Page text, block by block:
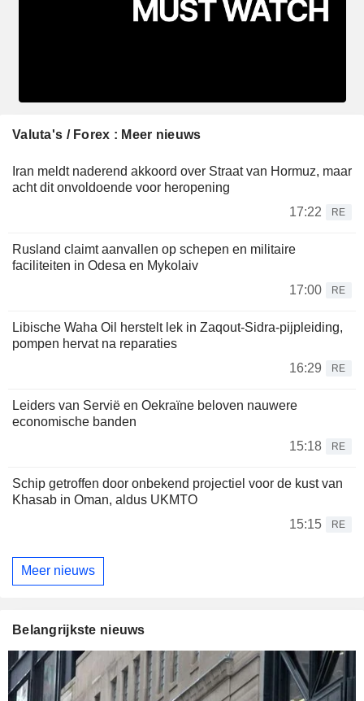
Valuta's / Forex : Meer nieuws
Iran meldt naderend akkoord over Straat van Hormuz, maar
acht dit onvoldoende voor heropening
17:22
RE
Rusland claimt aanvallen op schepen en militaire
faciliteiten in Odesa en Mykolaiv
17:00
RE
Libische Waha Oil herstelt lek in Zaqout-Sidra-pijpleiding,
pompen hervat na reparaties
16:29
RE
Leiders van Servië en Oekraïne beloven nauwere
economische banden
15:18
RE
Schip getroffen door onbekend projectiel voor de kust van
Khasab in Oman, aldus UKMTO
15:15
RE
Meer nieuws
Belangrijkste nieuws